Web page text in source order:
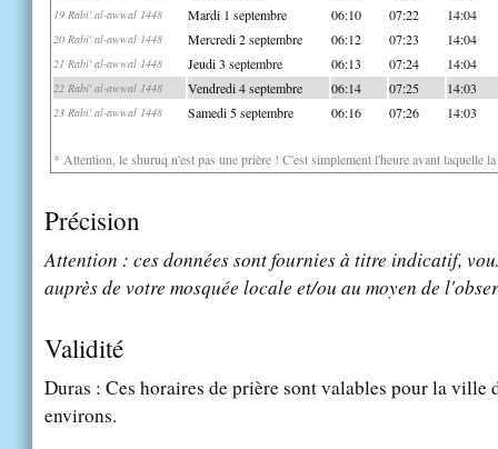
19 Rabi' al-awwal 1448 Mardi 1 septembre 06:10 07:22 14:04
20 Rabi' al-awwal 1448 Mercredi 2 septembre 06:12 07:23 14:04
21 Rabi' al-awwal 1448 Jeudi 3 septembre 06:13 07:24 14:04
22 Rabi' al-awwal 1448 Vendredi 4 septembre 06:14 07:25 14:03
23 Rabi' al-awwal 1448 Samedi 5 septembre 06:16 07:26 14:03
* Attention, le shuruq n'est pas une prière ! C'est simplement l'heure avant laquelle
Précision
Attention : ces données sont fournies à titre indicatif,
auprès de votre mosquée locale et/ou au moyen de
Validité
Duras : Ces horaires de prière sont valables pour la ville
environs.